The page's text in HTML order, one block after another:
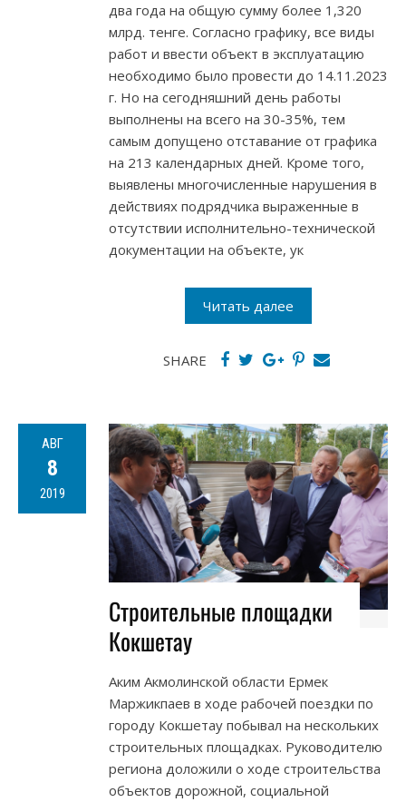
два года на общую сумму более 1,320
млрд. тенге. Согласно графику, все виды
работ и ввести объект в эксплуатацию
необходимо было провести до 14.11.2023
г. Но на сегодняшний день работы
выполнены на всего на 30-35%, тем
самым допущено отставание от графика
на 213 календарных дней. Кроме того,
выявлены многочисленные нарушения в
действиях подрядчика выраженные в
отсутствии исполнительно-технической
документации на объекте, ук
Читать далее
SHARE
АВГ
8
2019
Строительные площадки
Кокшетау
Аким Акмолинской области Ермек
Маржикпаев в ходе рабочей поездки по
городу Кокшетау побывал на нескольких
строительных площадках. Руководителю
региона доложили о ходе строительства
объектов дорожной, социальной